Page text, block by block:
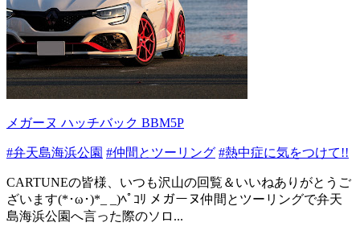
メガーヌ ハッチバック BBM5P
#弁天島海浜公園 #仲間とツーリング #熱中症に気をつけて!!
CARTUNEの皆様、いつも沢山の回覧＆いいねありがとうご
ざいます(*･ω･)*_ _)ﾍﾟｺﾘ メガーヌ仲間とツーリングで弁天
島海浜公園へ言った際のソロ...